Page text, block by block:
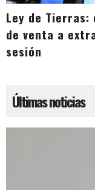
Ley de
de venta a
sesión
Últimas noticias